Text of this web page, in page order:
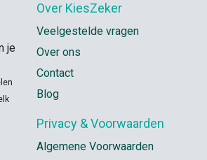
je
Over KiesZeker
Veelgestelde vragen
Over ons
Contact
Blog
Privacy & Voorwaarden
Algemene Voorwaarden